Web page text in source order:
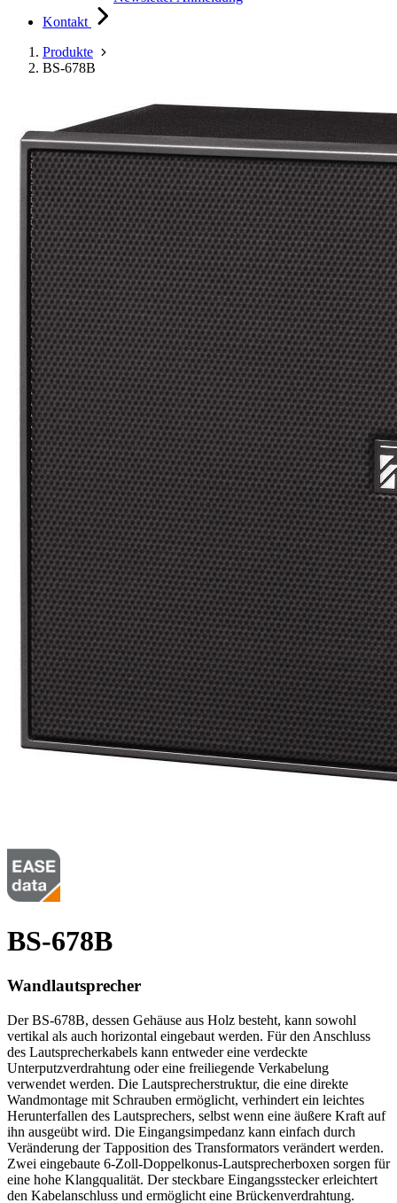
Kontakt
Produkte
BS-678B
BS-678B
Wandlautsprecher
Der BS-678B, dessen Gehäuse aus Holz besteht, kann sowohl
vertikal als auch horizontal eingebaut werden. Für den Anschluss
des Lautsprecherkabels kann entweder eine verdeckte
Unterputzverdrahtung oder eine freiliegende Verkabelung
verwendet werden. Die Lautsprecherstruktur, die eine direkte
Wandmontage mit Schrauben ermöglicht, verhindert ein leichtes
Herunterfallen des Lautsprechers, selbst wenn eine äußere Kraft auf
ihn ausgeübt wird. Die Eingangsimpedanz kann einfach durch
Veränderung der Tapposition des Transformators verändert werden.
Zwei eingebaute 6-Zoll-Doppelkonus-Lautsprecherboxen sorgen für
eine hohe Klangqualität. Der steckbare Eingangsstecker erleichtert
den Kabelanschluss und ermöglicht eine Brückenverdrahtung.